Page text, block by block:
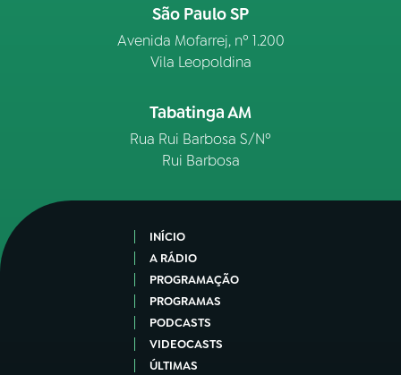
São Paulo SP
Avenida Mofarrej, nº 1.200
Vila Leopoldina
Tabatinga AM
Rua Rui Barbosa S/Nº
Rui Barbosa
INÍCIO
A RÁDIO
PROGRAMAÇÃO
PROGRAMAS
PODCASTS
VIDEOCASTS
ÚLTIMAS